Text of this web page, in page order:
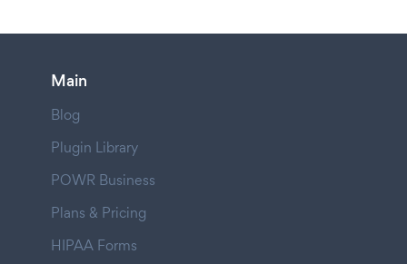
Main
Blog
Plugin Library
POWR Business
Plans & Pricing
HIPAA Forms